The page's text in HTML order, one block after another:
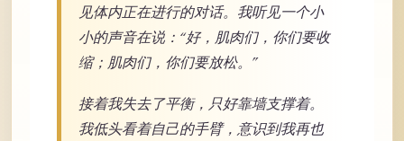
见体内正在进行的对话。我听见一个小
小的声音在说：“好，肌肉们，你们要收
缩；肌肉们，你们要放松。”
接着我失去了平衡，只好靠墙支撑着。
我低头看着自己的手臂，意识到我再也